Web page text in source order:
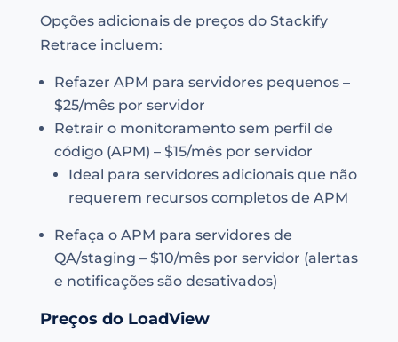
Opções adicionais de preços do Stackify
Retrace incluem:
Refazer APM para servidores pequenos –
$25/mês por servidor
Retrair o monitoramento sem perfil de
código (APM) – $15/mês por servidor
Ideal para servidores adicionais que não
requerem recursos completos de APM
Refaça o APM para servidores de
QA/staging – $10/mês por servidor (alertas
e notificações são desativados)
Preços do LoadView